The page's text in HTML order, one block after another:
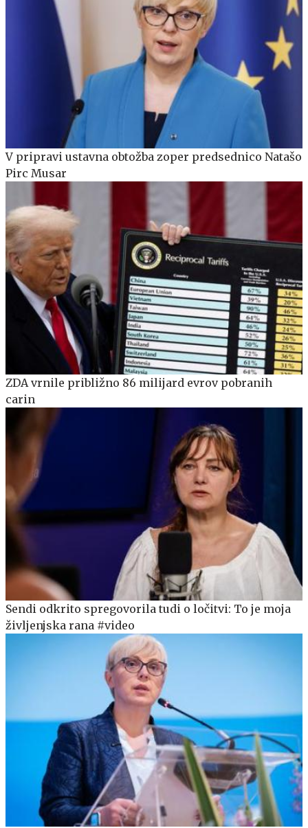
V pripravi ustavna obtožba zoper predsednico Natašo
Pirc Musar
ZDA vrnile približno 86 milijard evrov pobranih
carin
Sendi odkrito spregovorila tudi o ločitvi: To je moja
življenjska rana #video